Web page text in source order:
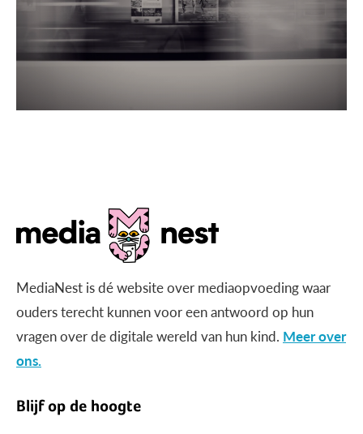
MediaNest is dé website over mediaopvoeding waar
ouders terecht kunnen voor een antwoord op hun
vragen over de digitale wereld van hun kind. Meer over
ons.
Blijf op de hoogte